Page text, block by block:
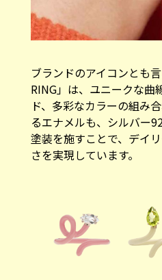
ブランドのアイコンとも
RING」は、ユニークな曲
ド、多彩なカラーの組み
るエナメルも、シルバー
塗装を施すことで、デイ
さを実現しています。